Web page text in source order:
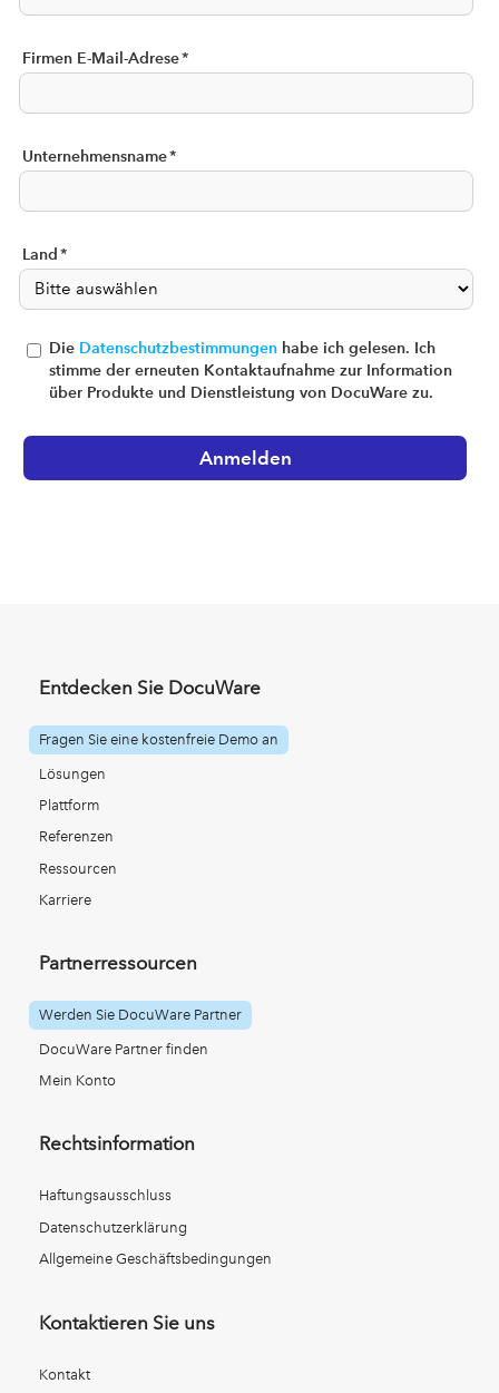
Firmen E-Mail-Adrese*
Unternehmensname*
Land *
Die Datenschutzbestimmungen habe ich gelesen. Ich
stimme der erneuten Kontaktaufnahme zur Information
über Produkte und Dienstleistung von DocuWare zu.
Entdecken Sie DocuWare
Fragen Sie eine kostenfreie Demo an
Lösungen
Plattform
Referenzen
Ressourcen
Karriere
Partnerressourcen
Werden Sie DocuWare Partner
DocuWare Partner finden
Mein Konto
Rechtsinformation
Haftungsausschluss
Datenschutzerklärung
Allgemeine Geschäftsbedingungen
Kontaktieren Sie uns
Kontakt